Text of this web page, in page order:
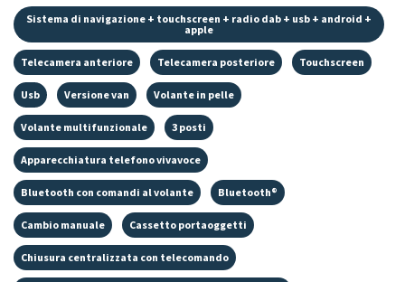
Sistema di navigazione + touchscreen + radio dab + usb + android +
apple
Telecamera anteriore Telecamera posteriore Touchscreen
Usb Versione van Volante in pelle
Volante multifunzionale 3 posti
Apparecchiatura telefono vivavoce
Bluetooth con comandi al volante Bluetooth®
Cambio manuale Cassetto portaoggetti
Chiusura centralizzata con telecomando